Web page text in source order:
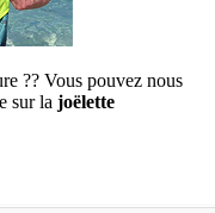
?? Vous pouvez nous
sur la joëlette